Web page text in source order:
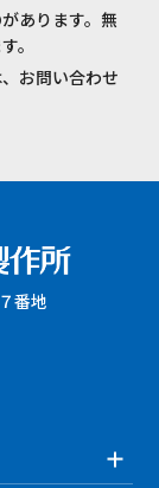
あります。無
。
お問い合わせ
番地